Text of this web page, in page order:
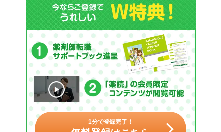
1分で登録完了！